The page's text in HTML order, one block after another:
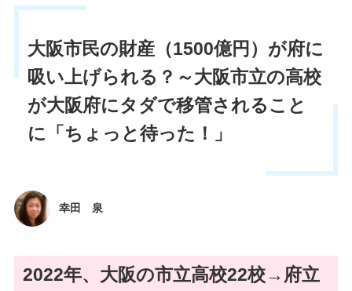
大阪市民の財産（1500億円）が府に
吸い上げられる？～大阪市立の高校
が大阪府にタダで移管されること
に「ちょっと待った！」
幸田 泉
2022年、大阪の市立高校22校→府立